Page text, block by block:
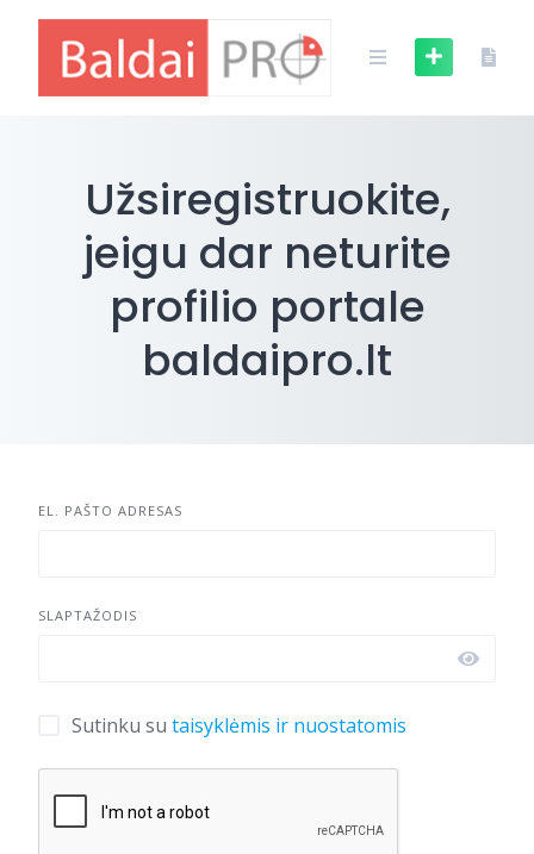
content
Užsiregistruokite,
jeigu dar neturite
profilio portale
baldaipro.lt
EL. PAŠTO ADRESAS
SLAPTAŽODIS
Sutinku su taisyklėmis ir nuostatomis